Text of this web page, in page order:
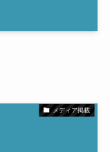
メディア掲載